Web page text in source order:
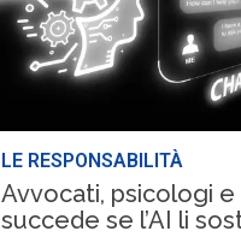
LE RESPONSABILITÀ
Avvocati, psicologi
succede se l’AI li